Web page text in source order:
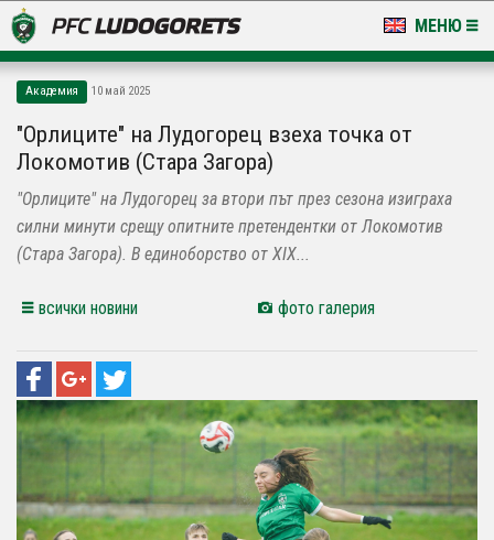
МЕНЮ
LUDOGORETS TV
НА ТЕРЕНА
СТАДИОН & БАЗИ
Академия 10 май 2025
"Орлиците" на Лудогорец взеха точка от
Локомотив (Стара Загора)
"Орлиците" на Лудогорец за втори път през сезона изиграха
силни минути срещу опитните претендентки от Локомотив
(Стара Загора). В единоборство от XIX...
всички новини фото галерия